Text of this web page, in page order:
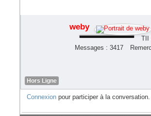
weby
TII
Messages : 3417
Hors Ligne
Connexion pour participer à la conversation.